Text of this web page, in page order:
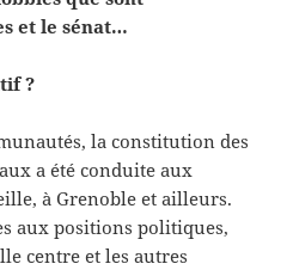
et le sénat…
?
la constitution des
a été conduite aux
à Grenoble et ailleurs.
aux positions politiques,
centre et les autres